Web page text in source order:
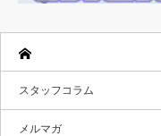
スタッフコラム
メルマガ